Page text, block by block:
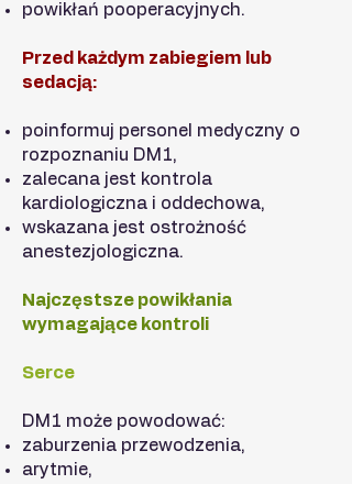
powikłań pooperacyjnych.
Przed każdym zabiegiem lub
sedacją:
poinformuj personel medyczny o
rozpoznaniu DM1,
zalecana jest kontrola
kardiologiczna i oddechowa,
wskazana jest ostrożność
anestezjologiczna.
Najczęstsze powikłania
wymagające kontroli
Serce
DM1 może powodować:
zaburzenia przewodzenia,
arytmie,